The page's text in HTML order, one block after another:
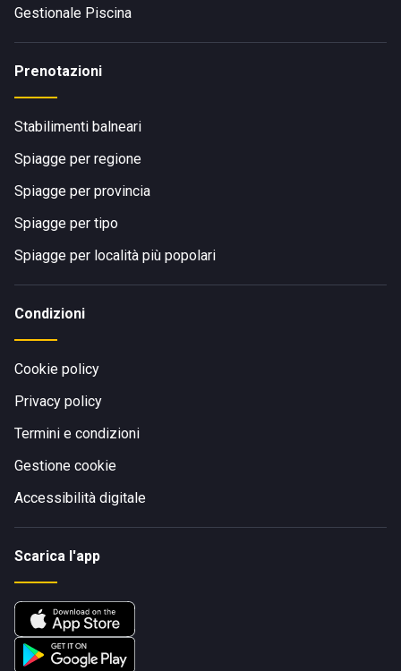
Gestionale Piscina
Prenotazioni
Stabilimenti balneari
Spiagge per regione
Spiagge per provincia
Spiagge per tipo
Spiagge per località più popolari
Condizioni
Cookie policy
Privacy policy
Termini e condizioni
Gestione cookie
Accessibilità digitale
Scarica l'app